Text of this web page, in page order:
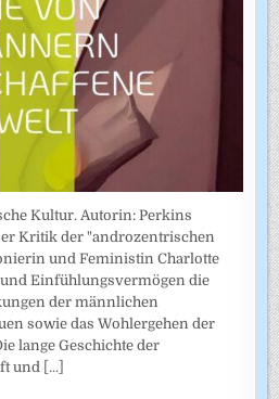
Kultur. Autorin: Perkins
Kritik der "androzentrischen
und Feministin Charlotte
Einfühlungsvermögen die
der männlichen
sowie das Wohlergehen der
lange Geschichte der
und [...]